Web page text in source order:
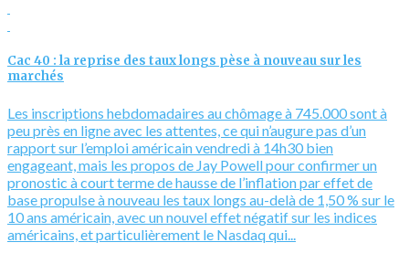
Cac 40 : la reprise des taux longs pèse à nouveau sur les
marchés
Les inscriptions hebdomadaires au chômage à 745.000 sont à
peu près en ligne avec les attentes, ce qui n’augure pas d’un
rapport sur l’emploi américain vendredi à 14h30 bien
engageant, mais les propos de Jay Powell pour confirmer un
pronostic à court terme de hausse de l’inflation par effet de
base propulse à nouveau les taux longs au-delà de 1,50 % sur le
10 ans américain, avec un nouvel effet négatif sur les indices
américains, et particulièrement le Nasdaq qui...